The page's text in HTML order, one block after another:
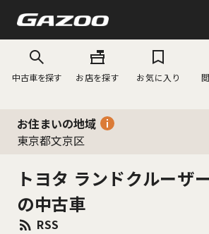
中古車を探す お店を探す お気に入り
お住まいの地域
東京都文京区
トヨタ ランドクルーザ
の中古車
RSS